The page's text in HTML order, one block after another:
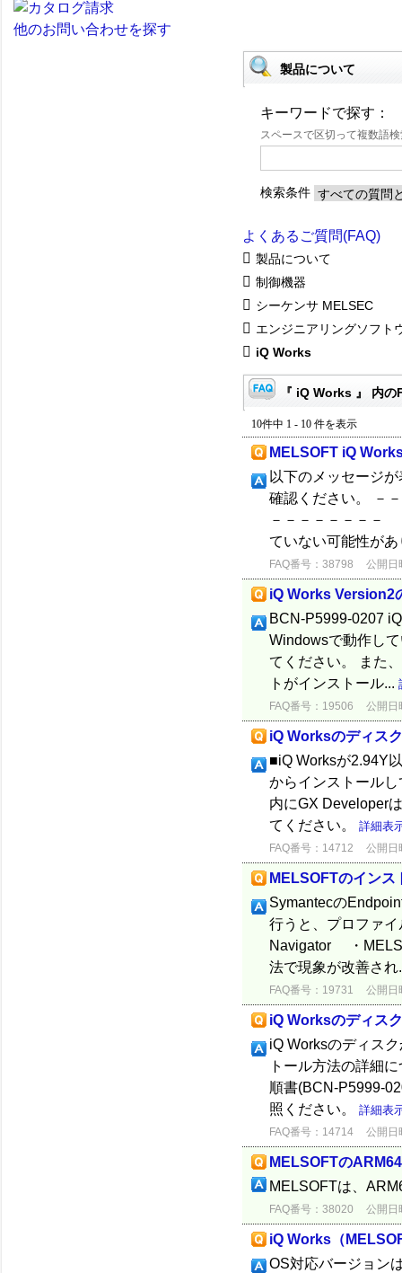
他のお問い合わせを探す
製品について
キーワードで探す：
スペースで区切って複数語
検索条件
よくあるご質問(FAQ)
製品について
制御機器
シーケンサ MELSEC
エンジニアリングソフト
iQ Works
『 iQ Works 』 内の
10件中 1 - 10 件を表示
MELSOFT iQ
以下のメッセージ
確認ください。 －
－－－－－－－－
ていない可能性が
FAQ番号：38798 公開日
iQ Works Version2
BCN-P5999-0207
Windowsで動作し
てください。 また
トがインストール...
FAQ番号：19506 公開日
iQ Worksのディス
■iQ Worksが2.94Y
からインストール
内にGX Developer
てください。 詳細表
FAQ番号：14712 公開日
MELSOFTのイン
Symantecの
行うと、プロファ
Navigator ・
法で現象が改善さ
FAQ番号：19731 公開日
iQ Worksのディス
iQ Worksのディス
トール方法の詳細
順書(BCN-P5999-
照ください。 詳細表
FAQ番号：14714 公開日
MELSOFTの
MELSOFTは、
FAQ番号：38020 公開日
iQ Works（
OS対応バージョン